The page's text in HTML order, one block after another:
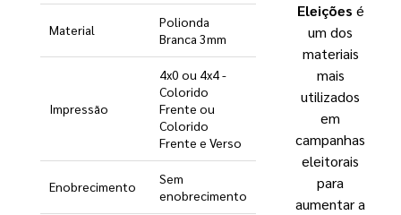
Material
Polionda
Branca 3mm
Impressão
4x0 ou 4x4 -
Colorido
Frente ou
Colorido
Frente e Verso
Enobrecimento
Sem
enobrecimento
Eleições é
um dos
materiais
mais
utilizados
em
campanhas
eleitorais
para
aumentar a